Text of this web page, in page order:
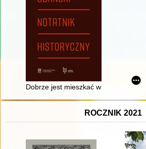
Dobrze jest mieszkać w Zaspie" :
ROCZNIK 2021